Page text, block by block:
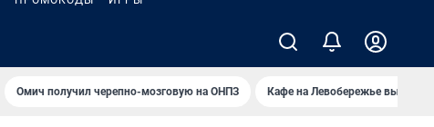
Омич получил черепно-мозговую на ОНПЗ Кафе на Левобережье